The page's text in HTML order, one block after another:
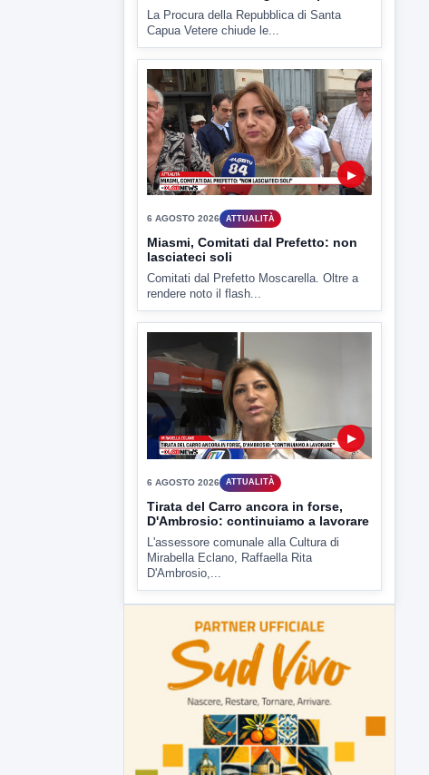
Comitati dal Prefetto Moscarella. Oltre a
rendere noto il flash...
▶
ATTUALITÀ
Tirata del Carro ancora in forse,
D'Ambrosio: continuiamo a lavorare
L'assessore comunale alla Cultura di
Mirabella Eclano, Raffaella Rita